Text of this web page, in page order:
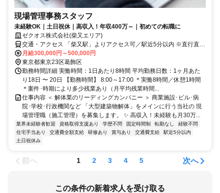
現場管理事務スタッフ
未経験OK｜土日祝休｜高収入！年収400万～｜初めての転職に
ゼクオス株式会社(柴又エリア)
交通・アクセス 「柴又駅」よりアクセス可／駅近5分以内 ※直行直帰
OK
月給300,000円～500,000円
東京都東京23区葛飾区
勤務時間詳細 実働時間：1日あたり8時間 平均勤務日数：1ヶ月あた
り18日 〜 20日 【勤務時間】 8:00～17:00 ＊実働8時間／休憩1時間
＊案件･時期により多少残業あり（月平均残業時間...
仕事内容 ＜ 解体業のリーディングカンパニー ＞ 商業施設･ビル･病
院･学校･行政機関など 「大型建築物解体」をメインに行う当社の 現
場管理職（施工管理）を募集します。 ✨ 高収入！未経験も月30万...
業界未経験者歓迎 資格取得支援あり 学歴不問 固定時間制 転勤なし
経験不問
住宅手当あり
交通費全額支給 研修あり 賞与あり 交通費支給
駅近5分以内
土日祝休み
前へ 1 2 3 4 5 次へ
この条件の新着求人を受け取る